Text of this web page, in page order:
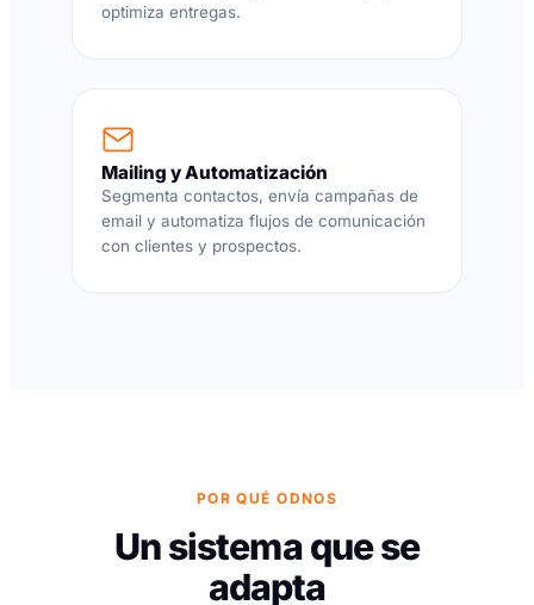
optimiza entregas.
Mailing y Automatización
Segmenta contactos, envía campañas de
email y automatiza flujos de comunicación
con clientes y prospectos.
POR QUÉ ODNOS
Un sistema que se
adapta